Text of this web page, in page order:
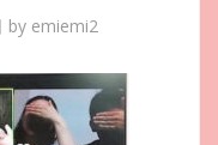
by emiemi2